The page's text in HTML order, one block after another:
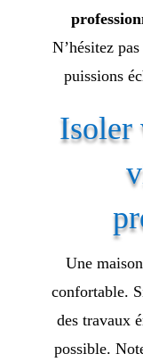
N’hésitez
puissions
Isoler
Une
confortable.
des travaux
possible.